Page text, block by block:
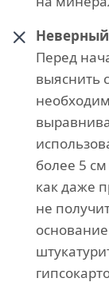
Перед
выяснить
более 5
как даже
не